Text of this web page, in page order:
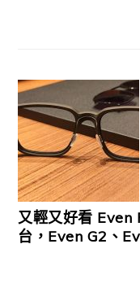
又輕又好看 Even
台，Even G2、